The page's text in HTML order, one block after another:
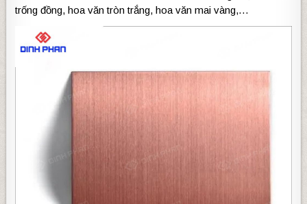
trống đồng, hoa văn tròn trắng, hoa văn mai vàng,…